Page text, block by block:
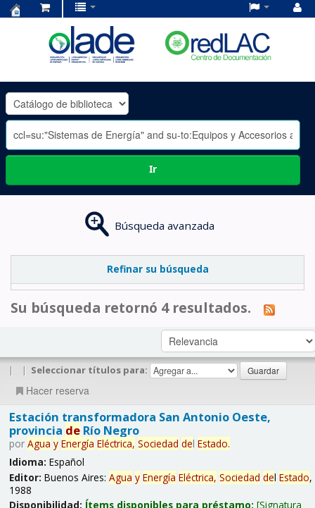
OLADE
-
Ir
Búsqueda avanzada
Refinar su búsqueda
Su búsqueda retornó 4 resultados.
| | Seleccionar títulos para:
Hacer reserva
Estación transformadora San Antonio Oeste,
provincia deRío Negro
por Agua y Energía Eléctrica, Sociedad del Estado.
Idioma: Español
Editor: Buenos Aires: Agua y Energía Eléctrica, Sociedad del Estado,
1988
Disponibilidad: Ítems disponibles para préstamo: Signatura